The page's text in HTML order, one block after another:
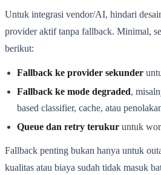
Untuk integrasi vendor/AI, hindari
provider aktif tanpa fallback. Minimal,
berikut:
Fallback ke provider sekunder
Fallback ke mode degraded,
based classifier, cache, atau
Queue dan retry terukur untuk
Fallback penting bukan hanya untuk
kualitas atau biaya sudah tidak masuk